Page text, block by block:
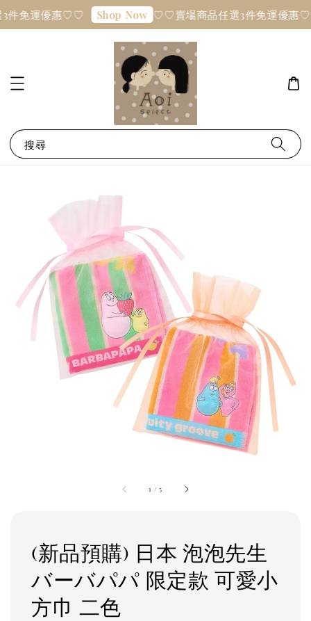
件免運優惠♡♡ Shop Now ♡♡賣場商品任選3件免運優惠
搜尋
1 /5
(新品預購) 日本 泡泡先生
バーバパパ 限定款 可愛小
方巾 二色